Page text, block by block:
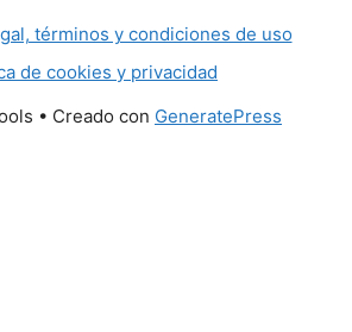
términos y condiciones de uso
de cookies y privacidad
• Creado con GeneratePress